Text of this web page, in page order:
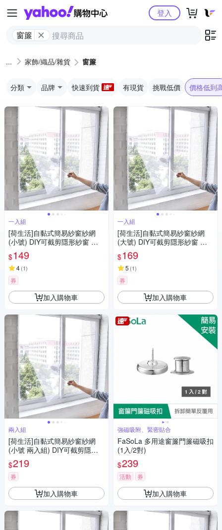
Yahoo購物中心
窗簾
登入
家飾/織品/雜貨 窗簾
分類 品牌 快速到貨 有現貨 挑戰低價 價格低到
一入組
[荷生活]自黏式簡易紗窗紗網
(小號) DIY可截剪隱形紗窗 附
魔術貼
$149
4(1)
券
加入購物車
兩入組
[荷生活]自黏式簡易紗窗紗網
(小號 兩入組) DIY可截剪隱形
紗窗 附魔術貼
$219
券
加入購物車
一入組
[荷生活]自黏式簡易紗窗紗網
(大號) DIY可截剪隱形紗窗 附
魔術貼
$169
5 (1)
券
加入購物車
強磁吸附、緊密貼合
FaSoLa 多用途窗簾門簾磁吸扣
(1入/2對)
$239
活動 券
加入購物車